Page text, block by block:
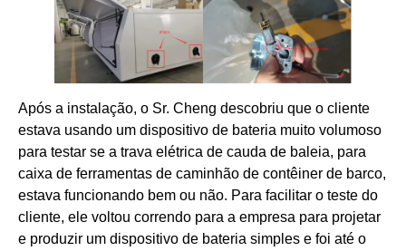
Após a instalação, o Sr. Cheng descobriu que o cliente
estava usando um dispositivo de bateria muito volumoso
para testar se a trava elétrica de cauda de baleia, para
caixa de ferramentas de caminhão de contêiner de barco,
estava funcionando bem ou não. Para facilitar o teste do
cliente, ele voltou correndo para a empresa para projetar
e produzir um dispositivo de bateria simples e foi até o